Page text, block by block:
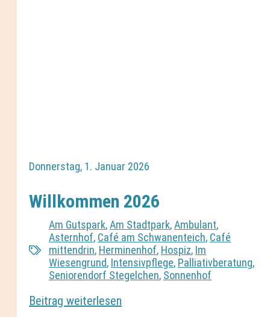
Donnerstag, 1. Januar 2026
Willkommen 2026
Am Gutspark,Am Stadtpark,Ambulant,
Asternhof, Café am Schwanenteich, Café
mittendrin, Herminenhof, Hospiz, Im
Wiesengrund, Intensivpflege, Palliativberatung,
Seniorendorf Stegelchen, Sonnenhof
Beitrag weiterlesen